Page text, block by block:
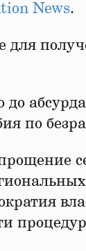
News.
для
до
по